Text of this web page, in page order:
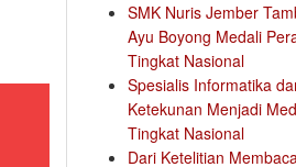
SMK Nuris Jember
Ayu Boyong Medali
Tingkat Nasional
Spesialis Informatika
Ketekunan Menjadi
Tingkat Nasional
Dari Ketelitian